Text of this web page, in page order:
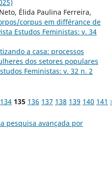
Élida Paulina Ferreira,
corpus em différance de
Estudos Feministas: v. 34
a casa: processos
dos setores populares
Feministas: v. 32 n. 2
134 135 136 137 138 139 140 141
pesquisa avançada por